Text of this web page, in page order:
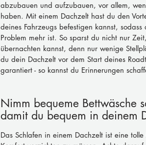
abzubauen und aufzubauen, vor allem,
haben. Mit einem Dachzelt hast du den
deines Fahrzeugs befestigen kannst,
Problem mehr ist. So sparst du nicht nur
übernachten kannst, denn nur wenige
du dein Dachzelt vor dem Start deines
garantiert - so kannst du Erinnerungen
Nimm bequeme Bettwäsche
damit du bequem in deinem
Das Schlafen in einem Dachzelt ist eine